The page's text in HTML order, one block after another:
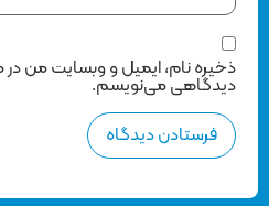
ذخیره نام، ایمیل و وبسایت من در
دیدگاهی می‌نویسم.